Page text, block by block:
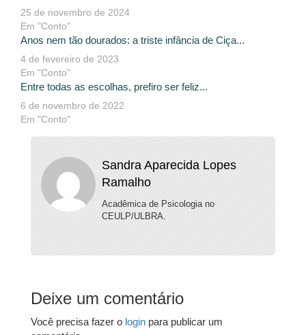
25 de novembro de 2024
Em "Conto"
Anos nem tão dourados: a triste infância de Ciça...
4 de fevereiro de 2023
Em "Conto"
Entre todas as escolhas, prefiro ser feliz...
6 de novembro de 2022
Em "Conto"
Sandra Aparecida Lopes
Ramalho
Acadêmica de Psicologia no
CEULP/ULBRA.
Deixe um comentário
Você precisa fazer o login para publicar um